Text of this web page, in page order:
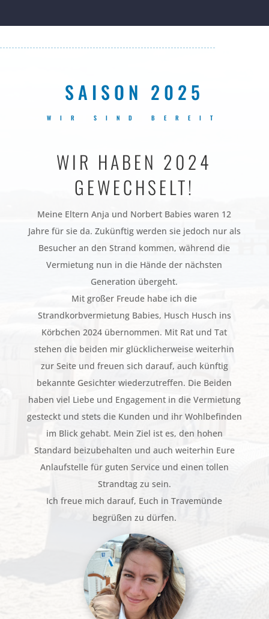
SAISON 2025
WIR SIND BEREIT
WIR HABEN 2024
GE‍‍WECH‍‍SELT!
Meine Eltern Anja und Norbert Babies waren 12
Jahre für sie da. Zukünftig werden sie jedoch nur als
Besucher an den Strand kommen, während die
Vermietung nun in die Hände der nächsten
Generation übergeht.
Mit großer Freude habe ich die
Strandkorbvermietung Babies, Husch Husch ins
Körbchen 2024 übernommen. Mit Rat und Tat
stehen die beiden mir glücklicherweise weiterhin
zur Seite und freuen sich darauf, auch künftig
bekannte Gesichter wiederzutreffen. Die Beiden
haben viel Liebe und Engagement in die Vermietung
gesteckt und stets die Kunden und ihr Wohlbefinden
im Blick gehabt. Mein Ziel ist es, den hohen
Standard beizubehalten und auch weiterhin Eure
Anlaufstelle für guten Service und einen tollen
Strandtag zu sein.
Ich freue mich darauf, Euch in Travemünde
begrüßen zu dürfen.